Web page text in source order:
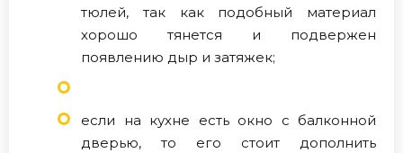
тюлей, так как подобный материал
хорошо тянется и подвержен
появлению дыр и затяжек;
если на кухне есть окно с балконной
дверью, то его стоит дополнить